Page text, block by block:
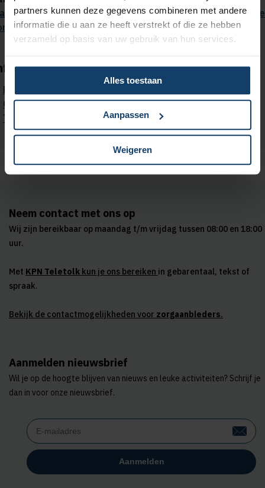
partners kunnen deze gegevens combineren met andere
informatie die u aan ze heeft verstrekt of die ze hebben
verzameld op basis van uw gebruik van hun services.
Alles toestaan
Aanpassen
Weigeren
voor basiszorg door niet-gecontracteerde
vind je in onze tarievenlijsten 2026.
over 2025
Polisvoorwaarden 2025
Overzicht vergoedingen 2025
Tarievenlijsten voor 2025
Neem contact met ons op
Wij zijn bereikbaar op maandag t/m vrijdag tussen 08:00 en 18:00
uur.
Met KPN Teletolk kun je ons bereiken in gebarentaal, tekst of
spraak.
Bekijk de contactmogelijkheden voor zorgaanbieders.
Aanmelden nieuwsbrief
Wil je op de hoogte blijven van nieuws en leuke activiteiten? Schrijf je
dan in voor onze nieuwsbrief.